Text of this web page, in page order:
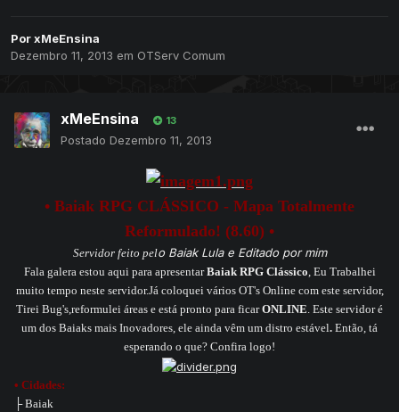
PorxMeEnsina
Dezembro 11, 2013 em OTServ Comum
xMeEnsina 13
Postado Dezembro 11, 2013
• Baiak RPG CLÁSSICO - Mapa Totalmente
Reformulado! (8.60) •
Servidor feito pelo Baiak Lula e Editado por mim
Fala galera estou aqui para apresentarBaiak RPG Clássico, Eu Trabalhei
muito tempo neste servidor.Já coloquei vários OT's Online com este servidor,
Tirei Bug's,reformulei áreas e está pronto para ficarONLINE. Este servidor é
um dos Baiaks mais Inovadores, ele ainda vêm um distro estável. Então, tá
esperando o que? Confira logo!
• Cidades:
├ Baiak